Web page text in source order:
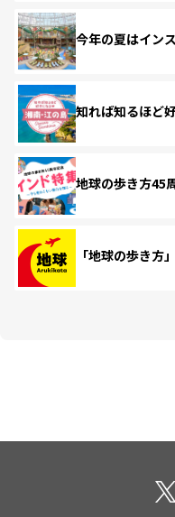
今年の夏はイン
知れば知るほど
地球の歩き方45
「地球の歩き方